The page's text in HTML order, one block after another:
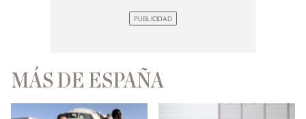
MÁS DE ESPAÑA